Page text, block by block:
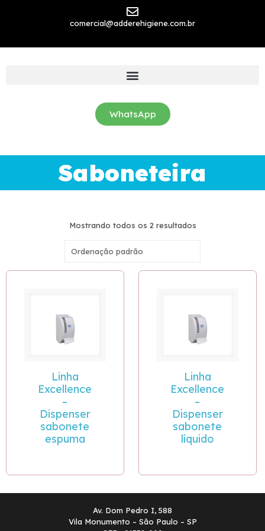
comercial@adderehigiene.com.br
WhatsApp
Saboneteira
Mostrando todos os 2 resultados
Linha
Excellence
–
Dispenser
sabonete
espuma
Linha
Excellence
–
Dispenser
sabonete
líquido
Av. Dom Pedro I, 588
Vila Monumento – São Paulo – SP